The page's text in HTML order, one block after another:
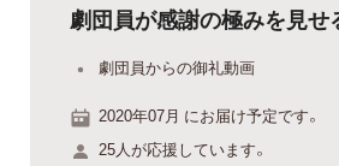
劇団員が感謝の極みを見せ
劇団員からの御礼動画
2020年07月 にお届け予定です。
25人が応援しています。